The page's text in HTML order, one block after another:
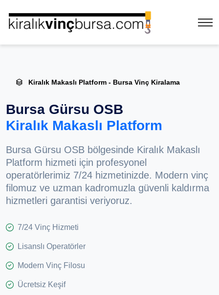
Kiralık Makaslı Platform - Bursa Vinç Kiralama
Bursa Gürsu OSB
Kiralık Makaslı Platform
Bursa Gürsu OSB bölgesinde Kiralık Makaslı
Platform hizmeti için profesyonel
operatörlerimiz 7/24 hizmetinizde. Modern vinç
filomuz ve uzman kadromuzla güvenli kaldırma
hizmetleri garantisi veriyoruz.
7/24 Vinç Hizmeti
Lisanslı Operatörler
Modern Vinç Filosu
Ücretsiz Keşif